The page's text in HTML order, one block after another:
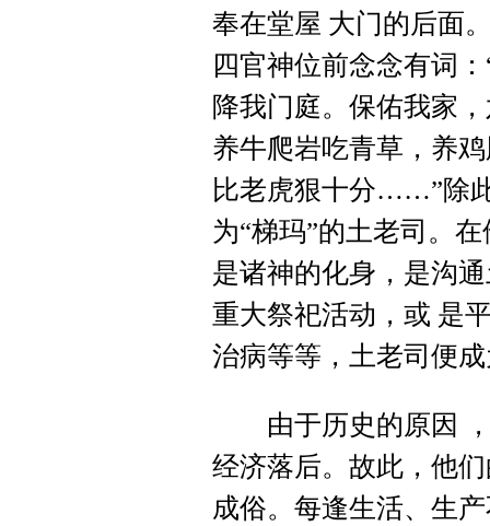
奉在堂屋 大门的后面
四官神位前念念有词
降我门庭。保佑我家
养牛爬岩吃青草，养
比老虎狠十分……”除
为“梯玛”的土老司。
是诸神的化身，是沟
重大祭祀活动，或 是
治病等等，土老司便
由于历史的原因 ，
经济落后。故此，他
成俗。每逢生活、生